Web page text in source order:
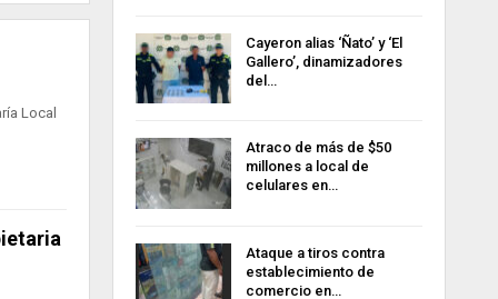
Local
Cayeron alias ‘Ñato’ y ‘El
Gallero’, dinamizadores
del…
Atraco de más de $50
millones a local de
celulares en…
Ataque a tiros contra
establecimiento de
comercio en…